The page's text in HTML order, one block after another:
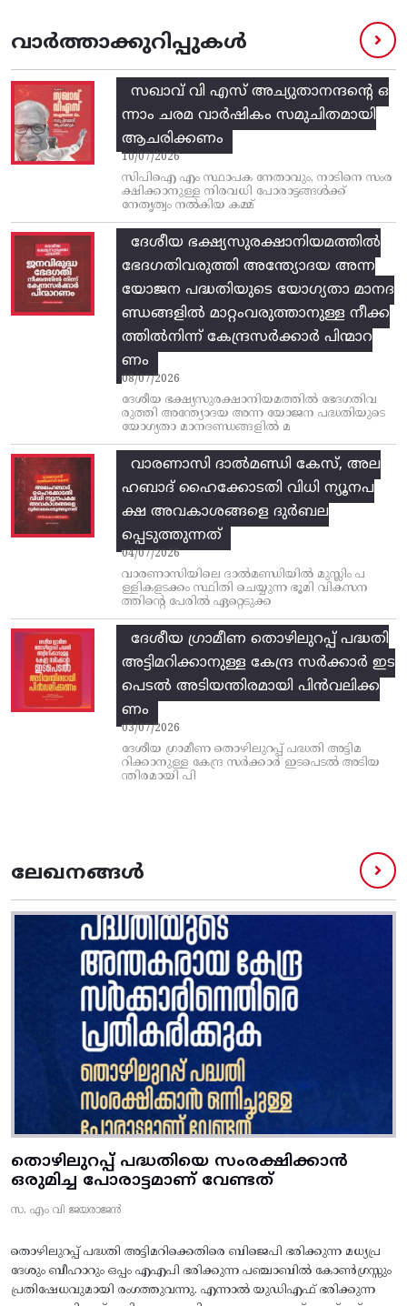
വാർത്താക്കുറിപ്പുകൾ
സഖാവ് വി എസ്‌ അച്യുതാനന്ദന്റെ ഒ
ന്നാം ചരമ വാര്‍ഷികം സമുചിതമായി
ആചരിക്കണം
10/07/2026
സിപിഐ എം സ്ഥാപക നേതാവും, നാടിനെ സംര
ക്ഷിക്കാനുള്ള നിരവധി പോരാട്ടങ്ങള്‍ക്ക്‌
നേതൃത്വം നല്‍കിയ കമ്മ്
ദേശീയ ഭക്ഷ്യസുരക്ഷാനിയമത്തിൽ
ഭേദഗതിവരുത്തി അന്ത്യോദയ അന്ന
യോജന പദ്ധതിയുടെ യോഗ്യതാ മാനദ
ണ്ഡങ്ങളിൽ മാറ്റംവരുത്താനുള്ള നീക്ക
ത്തിൽനിന്ന്‌ കേന്ദ്രസർക്കാർ പിന്മാറ
ണം
08/07/2026
ദേശീയ ഭക്ഷ്യസുരക്ഷാനിയമത്തിൽ ഭേദഗതിവ
രുത്തി അന്ത്യോദയ അന്ന യോജന പദ്ധതിയുടെ
യോഗ്യതാ മാനദണ്ഡങ്ങളിൽ മ
വാരണാസി ദാൽമണ്ഡി കേസ്, അല
ഹബാദ് ഹൈക്കോടതി വിധി ന്യൂനപ
ക്ഷ അവകാശങ്ങളെ ദുർബല
പ്പെടുത്തുന്നത്
04/07/2026
വാരണാസിയിലെ ദാൽമണ്ഡിയിൽ മുസ്ലിം പ
ള്ളികളടക്കം സ്ഥിതി ചെയ്യുന്ന ഭൂമി വികസന
ത്തിന്റെ പേരിൽ ഏറ്റെടുക്ക
ദേശീയ ഗ്രാമീണ തൊഴിലുറപ്പ്‌ പദ്ധതി
അട്ടിമറിക്കാനുള്ള കേന്ദ്ര സര്‍ക്കാര്‍ ഇട
പെടല്‍ അടിയന്തിരമായി പിന്‍വലിക്ക
ണം
03/07/2026
ദേശീയ ഗ്രാമീണ തൊഴിലുറപ്പ്‌ പദ്ധതി അട്ടിമ
റിക്കാനുള്ള കേന്ദ്ര സര്‍ക്കാര്‍ ഇടപെടല്‍ അടിയ
ന്തിരമായി പി
ലേഖനങ്ങൾ
തൊഴിലുറപ്പ് പദ്ധതിയെ സംരക്ഷിക്കാൻ
ഒരുമിച്ച പോരാട്ടമാണ് വേണ്ടത്
സ. എം വി ജയരാജൻ
തൊഴിലുറപ്പ് പദ്ധതി അട്ടിമറിക്കെതിരെ ബിജെപി ഭരിക്കുന്ന മധ്യപ്ര
ദേശും ബീഹാറും ഒപ്പം എഎപി ഭരിക്കുന്ന പഞ്ചാബിൽ കോൺഗ്രസ്സും
പ്രതിഷേധവുമായി രംഗത്തുവന്നു. എന്നാൽ യുഡിഎഫ് ഭരിക്കുന്ന